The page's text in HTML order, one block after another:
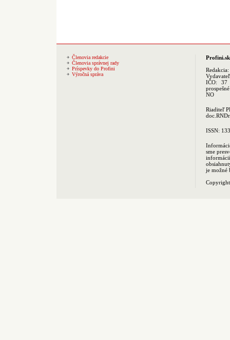
Členovia redakcie
Členovia správnej rady
Príspevky do Profini
Výročná správa
Profini.sk
Redakcia:
IČO: 37
NO
Riaditeľ
ISSN:
sme
je možné